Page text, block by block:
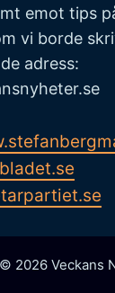
emot tips
vi borde
adress:
© 2026 Veckans